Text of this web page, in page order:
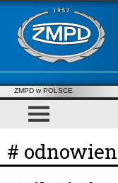
ZMPD w POLSCE
#